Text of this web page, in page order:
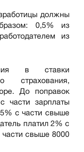
должны
0,5% из
из
в ставки
страхования,
До поправок
части зарплаты
с части свыше
платил 2% с
части свыше 8000